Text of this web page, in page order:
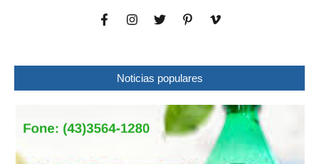
Noticias populares